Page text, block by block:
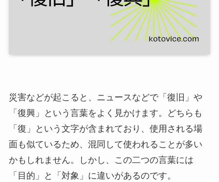
災害などが起こると、ニュースなどで「復旧」や
「復興」という言葉をよく見かけます。どちらも
「復」という文字が含まれており、使用される場
面も似ているため、混同して使われることが多い
かもしれません。しかし、この二つの言葉には
「目的」と「対象」に違いがあるのです。